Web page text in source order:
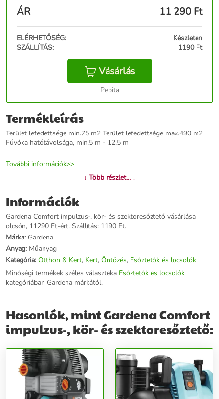
ÁR 11 290 Ft
ELÉRHETŐSÉG:
Készleten
SZÁLLÍTÁS:
1190 Ft
Vásárlás
Pepita
Termékleírás
Terület lefedettsége min.75 m2 Terület lefedettsége max.490 m2
Fúvóka hatótávolsága, min.5 m - 12,5 m
További információk>>
↓ Több részlet... ↓
Információk
Gardena Comfort impulzus-, kör- és szektoresőztető vásárlása
olcsón, 11290 Ft-ért. Szállítás: 1190 Ft.
Márka: Gardena
Anyag: Műanyag
Kategória: Otthon & Kert, Kert, Öntözés, Esőztetők és locsolók
Minőségi termékek széles választéka Esőztetők és locsolók
kategóriában Gardena márkától.
Hasonlók, mint Gardena Comfort
impulzus-, kör- és szektoresőztető: